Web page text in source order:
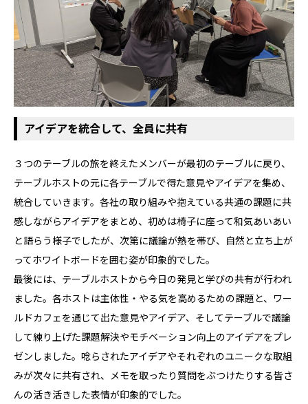
アイデアを統合して、全員に共有
３つのテーブルの旅を終えたメンバーが最初のテーブルに戻り、
テーブルホストの元に各テーブルで得た意見やアイデアを集め、
統合していきます。各社の取り組みや抱えている共通の課題に共
感しながらアイデアをまとめ、初めは椅子に座って和気あいあい
と語らう様子でしたが、次第に議論が熱を帯び、自然と立ち上が
ってホワイトボードを囲む姿が印象的でした。
最後には、テーブルホストから今日の発見と学びの共有が行われ
ました。各ホストは主体性・やる気を高めるための課題と、ワー
ルドカフェを通じて出た意見やアイデア、そしてテーブルで議論
して練り上げた課題解決やモチベーション向上のアイデアをプレ
ゼンしました。唸らされたアイデアやそれぞれのユニークな取組
みが次々に共有され、メモを取ったり質問をぶつけたりする皆さ
んの活き活きした表情が印象的でした。